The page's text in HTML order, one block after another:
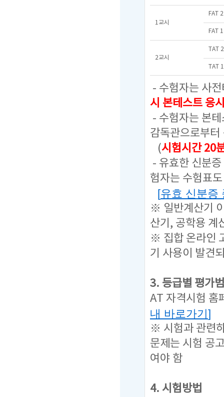
1교시
FAT
FAT
2교시
TAT
TAT
- 수험자는 사
시 본테스트 응
- 수험자는 본
감독관으로부
(시험시간 20
- 유효한 신분
험자는 수험표
[유효 신분증
※ 일반계산기
산기, 공학용 계
※ 집합 온라인
기 사용이 발견
3. 등급별 평가
AT 자격시험 홈
내 바로가기]
※ 시험과 관련
문제는 시험 공
여야 함
4. 시험방법